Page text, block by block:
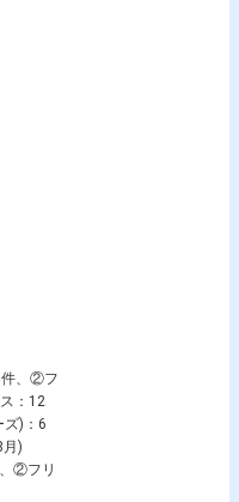
件、②フ
：12
)：6
)
②フリ